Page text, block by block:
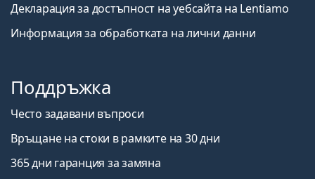
Декларация за достъпност на уебсайта на Lentiamo
Информация за обработката на лични данни
Поддръжка
Често задавани въпроси
Връщане на стоки в рамките на 30 дни
365 дни гаранция за замяна